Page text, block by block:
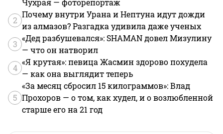
Чухрая — фоторепортаж
2
Почему внутри Урана и Нептуна идут дожди
из алмазов? Разгадка удивила даже ученых
3
«Дед разбушевался»: SHAMAN довел Мизулину
— что он натворил
4
«Я крутая»: певица Жасмин здорово похудела
— как она выглядит теперь
5
«За месяц сбросил 15 килограммов»: Влад
Прохоров — о том, как худел, и о возлюбленной
старше его на 21 год